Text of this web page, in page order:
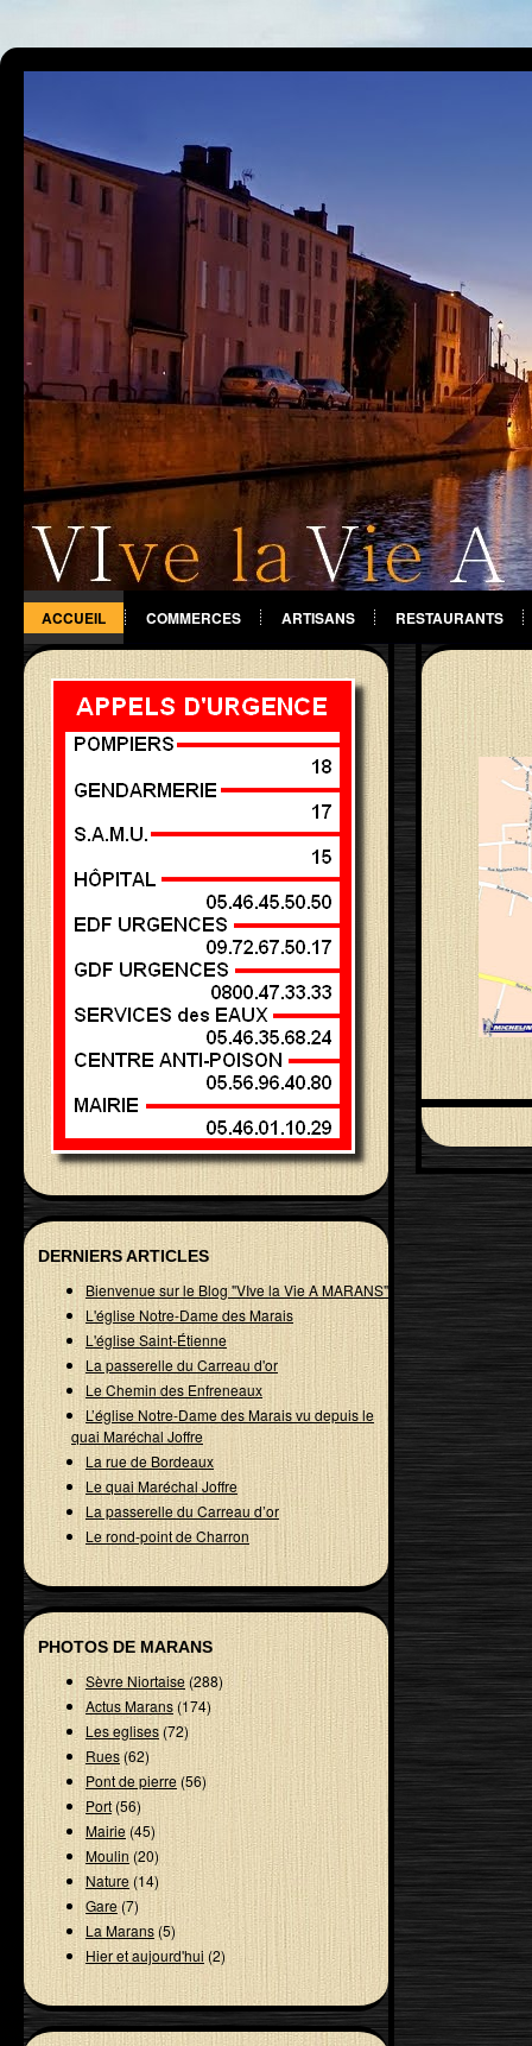
ACCUEIL COMMERCES ARTISANS RESTAURANTS
DIVERS
DERNIERS ARTICLES
Bienvenue sur le Blog "VIve la Vie A MARANS"
L'église Notre-Dame des Marais
L'église Saint-Étienne
La passerelle du Carreau d'or
Le Chemin des Enfreneaux
L’église Notre-Dame des Marais vu depuis le
quai Maréchal Joffre
La rue de Bordeaux
Le quai Maréchal Joffre
La passerelle du Carreau d’or
Le rond-point de Charron
PHOTOS DE MARANS
Sèvre Niortaise(288)
Actus Marans (174)
Les eglises(72)
Rues(62)
Pont de pierre(56)
Port(56)
Mairie(45)
Moulin(20)
Nature(14)
Gare (7)
La Marans(5)
Hier et aujourd'hui (2)